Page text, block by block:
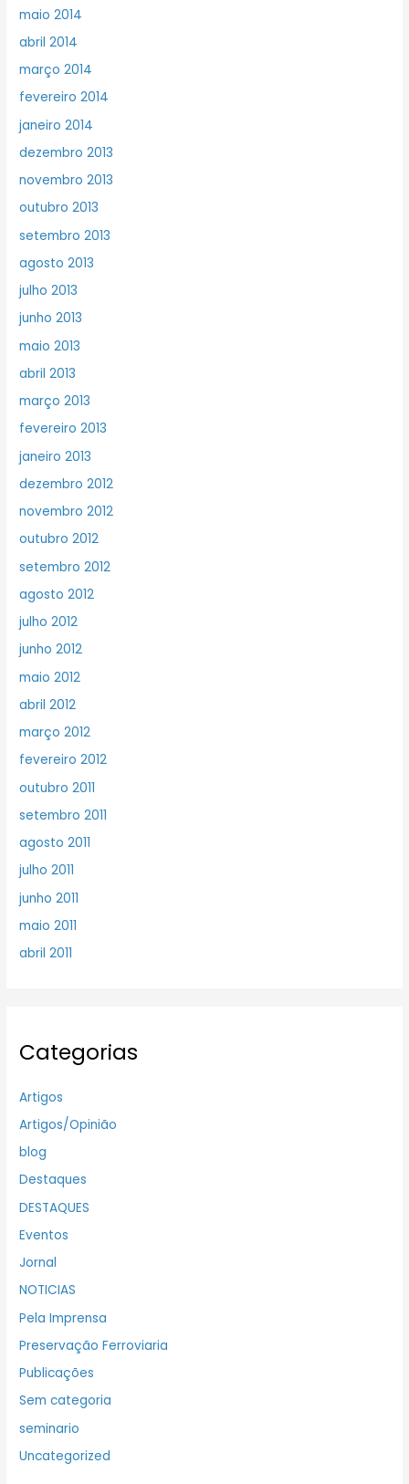
maio 2014
abril 2014
março 2014
fevereiro 2014
janeiro 2014
dezembro 2013
novembro 2013
outubro 2013
setembro 2013
agosto 2013
julho 2013
junho 2013
maio 2013
abril 2013
março 2013
fevereiro 2013
janeiro 2013
dezembro 2012
novembro 2012
outubro 2012
setembro 2012
agosto 2012
julho 2012
junho 2012
maio 2012
abril 2012
março 2012
fevereiro 2012
outubro 2011
setembro 2011
agosto 2011
julho 2011
junho 2011
maio 2011
abril 2011
Categorias
Artigos
Artigos/Opinião
blog
Destaques
DESTAQUES
Eventos
Jornal
NOTICIAS
Pela Imprensa
Preservação Ferroviaria
Publicações
Sem categoria
seminario
Uncategorized